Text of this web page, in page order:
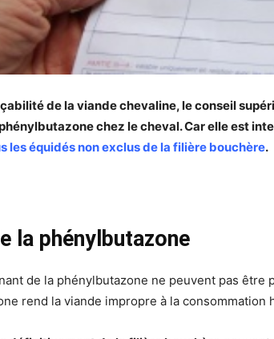
de la viande chevaline, le conseil
chez le cheval. Car elle est
les équidés non exclus de la filière bouchère.
la phénylbutazone
de la phénylbutazone ne peuvent pas
rend la viande impropre à la consommation